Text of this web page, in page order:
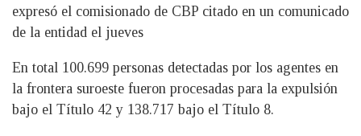
expresó el comisionado de CBP citado en un comunicado
de la entidad el jueves
En total 100.699 personas detectadas por los agentes en
la frontera suroeste fueron procesadas para la expulsión
bajo el Título 42 y 138.717 bajo el Título 8.